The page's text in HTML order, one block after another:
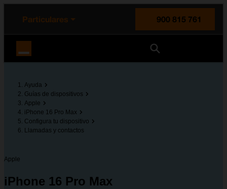
principal
la página
Particulares
900 815 761
Ayuda
Guías de dispositivos
Apple
iPhone 16 Pro Max
Configura tu dispositivo
Llamadas y contactos
Apple
iPhone 16 Pro Max